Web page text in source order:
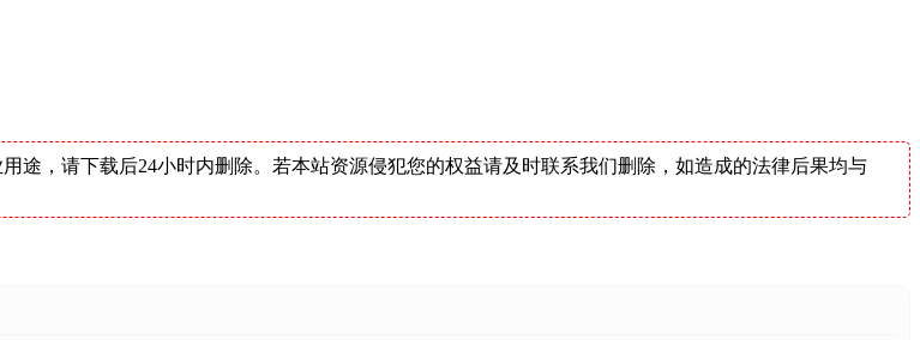
途，请下载后24小时内删除。若本站资源侵犯您的权益请及时联系我们删除，如造成的法律后果均与